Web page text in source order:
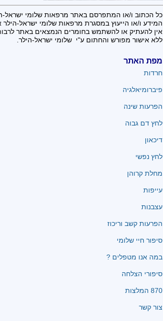
כל הכתוב ו/או המתפרסם באתר מרפאות שלומי ישראל-
המידע ו/או הייעוץ במסגרת מרפאות שלומי ישראל-הילר
אין להעתיק או להשתמש בחומרים הנמצאים באתר
ללא אישור מפורש והחתום ע"י שלומי ישראל-הילר.
מפת האתר
חרדות
פיברומיאלגיה
הפרעות שינה
לחץ דם גבוה
דיכאון
לחץ נפשי
מחלת קרוהן
עייפות
עצבנות
הפרעות קשב וריכוז
סיפור חיי שלומי
במה אנו מטפלים ?
סיפורי הצלחה
870 המלצות
צור קשר